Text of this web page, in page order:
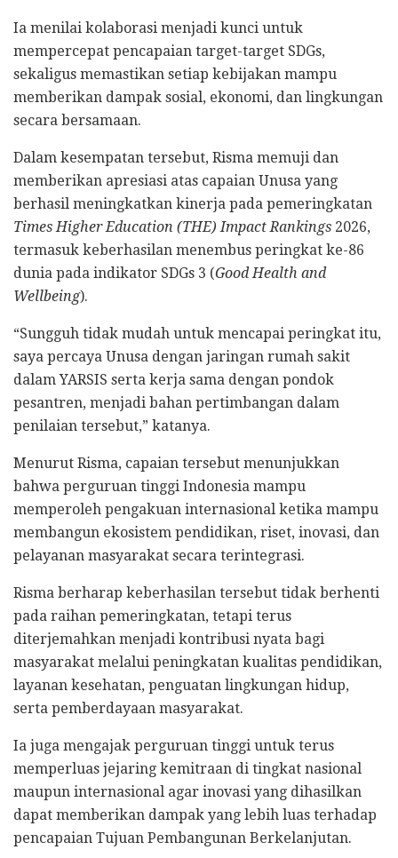
Ia menilai kolaborasi menjadi kunci untuk
mempercepat pencapaian target-target SDGs,
sekaligus memastikan setiap kebijakan mampu
memberikan dampak sosial, ekonomi, dan lingkungan
secara bersamaan.
Dalam kesempatan tersebut, Risma memuji dan
memberikan apresiasi atas capaian Unusa yang
berhasil meningkatkan kinerja pada pemeringkatan
Times Higher Education (THE) Impact Rankings 2026,
termasuk keberhasilan menembus peringkat ke-86
dunia pada indikator SDGs 3 (Good Health and
Wellbeing).
“Sungguh tidak mudah untuk mencapai peringkat itu,
saya percaya Unusa dengan jaringan rumah sakit
dalam YARSIS serta kerja sama dengan pondok
pesantren, menjadi bahan pertimbangan dalam
penilaian tersebut,” katanya.
Menurut Risma, capaian tersebut menunjukkan
bahwa perguruan tinggi Indonesia mampu
memperoleh pengakuan internasional ketika mampu
membangun ekosistem pendidikan, riset, inovasi, dan
pelayanan masyarakat secara terintegrasi.
Risma berharap keberhasilan tersebut tidak berhenti
pada raihan pemeringkatan, tetapi terus
diterjemahkan menjadi kontribusi nyata bagi
masyarakat melalui peningkatan kualitas pendidikan,
layanan kesehatan, penguatan lingkungan hidup,
serta pemberdayaan masyarakat.
Ia juga mengajak perguruan tinggi untuk terus
memperluas jejaring kemitraan di tingkat nasional
maupun internasional agar inovasi yang dihasilkan
dapat memberikan dampak yang lebih luas terhadap
pencapaian Tujuan Pembangunan Berkelanjutan.